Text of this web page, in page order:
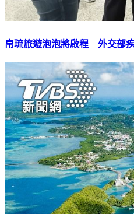
帛琉旅遊泡泡將啟程 外交部